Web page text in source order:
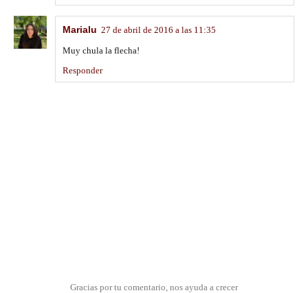
Marialu 27 de abril de 2016 a las 11:35
Muy chula la flecha!
Responder
Gracias por tu comentario, nos ayuda a crecer